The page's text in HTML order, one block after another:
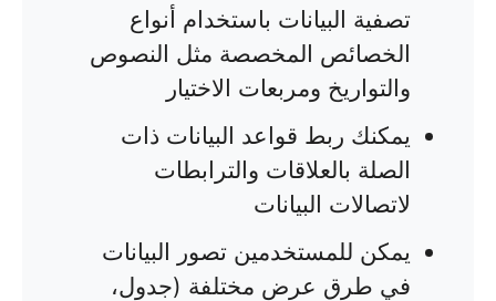
تصفية البيانات باستخدام أنواع
الخصائص المخصصة مثل النصوص
والتواريخ ومربعات الاختيار
يمكنك ربط قواعد البيانات ذات
الصلة بالعلاقات والترابطات
لاتصالات البيانات
يمكن للمستخدمين تصور البيانات
في طرق عرض مختلفة (جدول،